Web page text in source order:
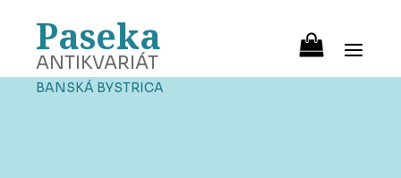
Paseka
ANTIKVARIÁT
BANSKÁ BYSTRICA